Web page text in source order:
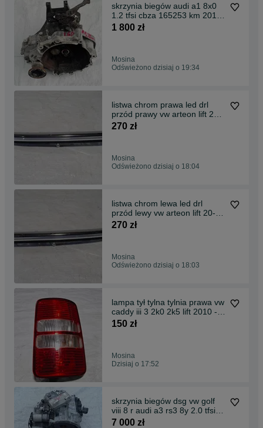
skrzynia biegów audi a1 8x0
1.2 tfsi cbza 165253 km 2010
- 2014 lgq
1 800 zł
Mosina
Odświeżono dzisiaj o 19:34
listwa chrom prawa led drl
przód prawy vw arteon lift 20-
24 3g8.941654
270 zł
Mosina
Odświeżono dzisiaj o 18:04
listwa chrom lewa led drl
przód lewy vw arteon lift 20-24
3g8.941.653
270 zł
Mosina
Odświeżono dzisiaj o 18:03
lampa tył tylna tylnia prawa vw
caddy iii 3 2k0 2k5 lift 2010 -
2015
150 zł
Mosina
Dzisiaj o 17:52
skrzynia biegów dsg vw golf
viii 8 r audi a3 rs3 8y 2.0 tfsi
4x4 uvf
7 000 zł